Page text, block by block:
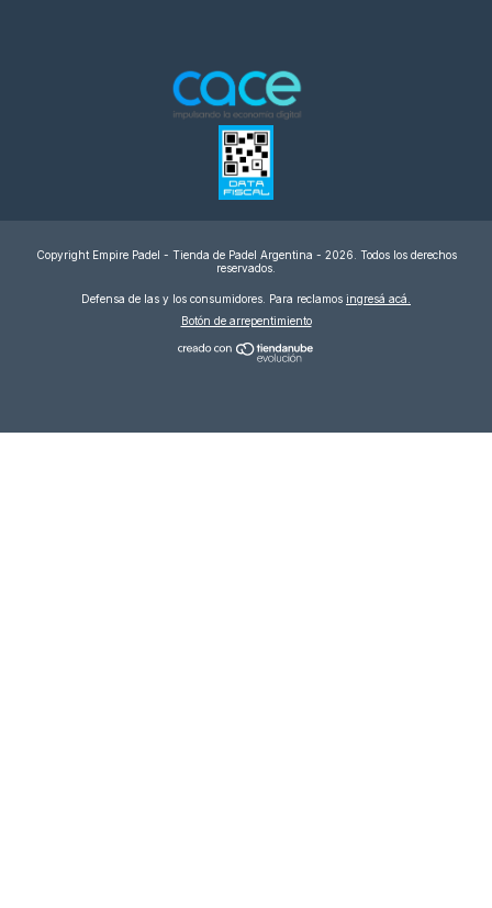
Copyright Empire Padel - Tienda de Padel Argentina - 2026. Todos los derechos
reservados.
Defensa de las y los consumidores. Para reclamos ingresá acá.
Botón de arrepentimiento